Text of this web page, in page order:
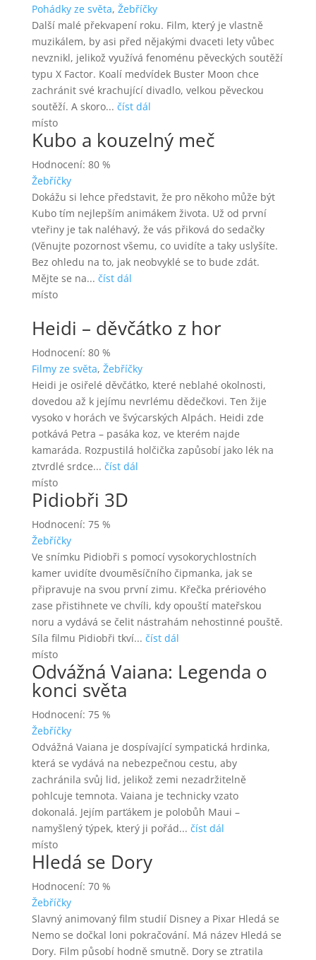
Pohádky ze světa, Žebříčky
Další malé překvapení roku. Film, který je vlastně
muzikálem, by asi před nějakými dvaceti lety vůbec
nevznikl, jelikož využívá fenoménu pěveckých soutěží
typu X Factor. Koalí medvídek Buster Moon chce
zachránit své krachující divadlo, velkou pěveckou
soutěží. A skoro... číst dál
místo
Kubo a kouzelný meč
Hodnocení: 80 %
Žebříčky
Dokážu si lehce představit, že pro někoho může být
Kubo tím nejlepším animákem života. Už od první
vteřiny je tak naléhavý, že vás přiková do sedačky
(Věnujte pozornost všemu, co uvidíte a taky uslyšíte.
Bez ohledu na to, jak neobvyklé se to bude zdát.
Mějte se na... číst dál
místo
Heidi – děvčátko z hor
Hodnocení: 80 %
Filmy ze světa, Žebříčky
Heidi je osiřelé děvčátko, které neblahé okolnosti,
dovedou až k jejímu nevrlému dědečkovi. Ten žije
vysoko v horách ve švýcarských Alpách. Heidi zde
potkává Petra – pasáka koz, ve kterém najde
kamaráda. Rozpustilá holčička zapůsobí jako lék na
ztvrdlé srdce... číst dál
místo
Pidiobři 3D
Hodnocení: 75 %
Žebříčky
Ve snímku Pidiobři s pomocí vysokorychlostních
kamer uvidíte dvouměsíčního čipmanka, jak se
připravuje na svou první zimu. Křečka prériového
zase přistihnete ve chvíli, kdy opouští mateřskou
noru a vydává se čelit nástrahám nehostinné pouště.
Síla filmu Pidiobři tkví... číst dál
místo
Odvážná Vaiana: Legenda o
konci světa
Hodnocení: 75 %
Žebříčky
Odvážná Vaiana je dospívající sympatická hrdinka,
která se vydává na nebezpečnou cestu, aby
zachránila svůj lid, jelikož zemi nezadržitelně
pohlcuje temnota. Vaiana je technicky vzato
dokonalá. Jejím parťákem je polobůh Maui –
namyšlený týpek, který ji pořád... číst dál
místo
Hledá se Dory
Hodnocení: 70 %
Žebříčky
Slavný animovaný film studií Disney a Pixar Hledá se
Nemo se dočkal loni pokračování. Má název Hledá se
Dory. Film působí hodně smutně. Dory se ztratila